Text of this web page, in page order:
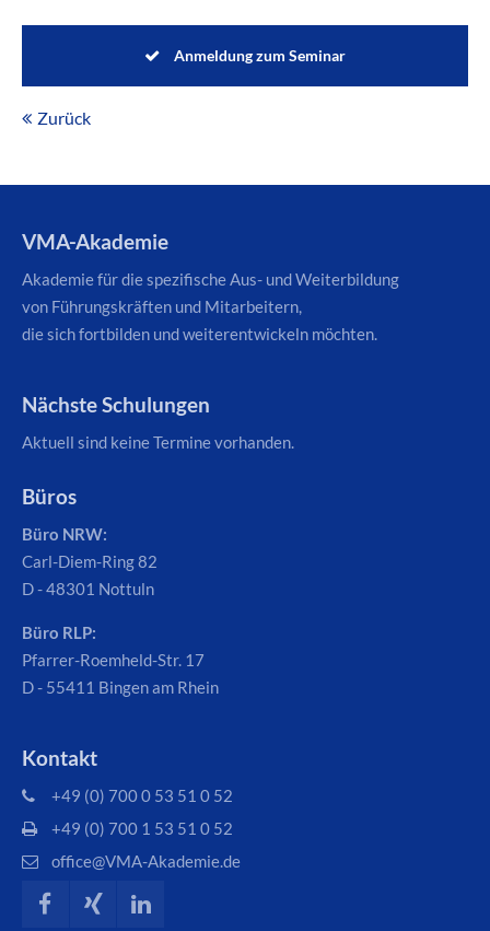
Anmeldung zum Seminar
Zurück
VMA-Akademie
Akademie für die spezifische Aus- und Weiterbildung
von Führungskräften und Mitarbeitern,
die sich fortbilden und weiterentwickeln möchten.
Nächste Schulungen
Aktuell sind keine Termine vorhanden.
Büros
Büro NRW:
Carl-Diem-Ring 82
D - 48301 Nottuln
Büro RLP:
Pfarrer-Roemheld-Str. 17
D - 55411 Bingen am Rhein
Kontakt
+49 (0) 700 0 53 51 0 52
+49 (0) 700 1 53 51 0 52
office@VMA-Akademie.de